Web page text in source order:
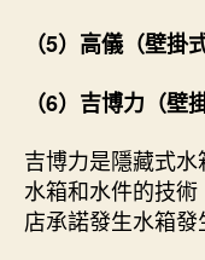
（5）高儀（壁掛式
（6）吉博力（壁
吉博力是隱藏式水
水箱和水件的技
店承諾發生水箱發